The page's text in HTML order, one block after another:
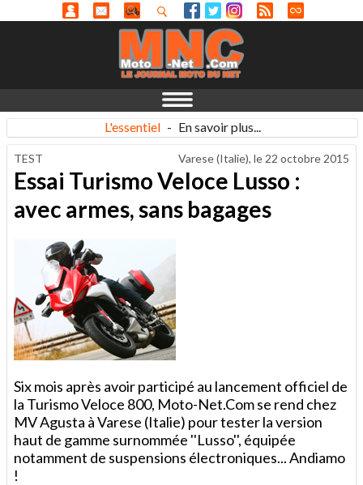
L'essentiel - En savoir plus...
TEST Varese (Italie), le 22 octobre 2015
Essai Turismo Veloce Lusso :
avec armes, sans bagages
Six mois après avoir participé au lancement officiel de
la Turismo Veloce 800, Moto-Net.Com se rend chez
MV Agusta à Varese (Italie) pour tester la version
haut de gamme surnommée ''Lusso'', équipée
notamment de suspensions électroniques... Andiamo
!